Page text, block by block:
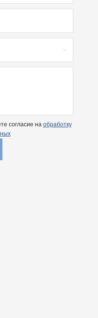
согласие на обработку